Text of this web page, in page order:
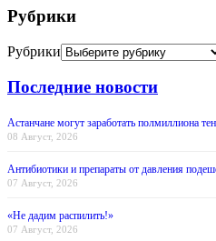
Рубрики
Рубрики
Последние новости
Астанчане могут заработать полмиллиона
08 Август, 2026
Антибиотики и препараты от давления
07 Август, 2026
«Не дадим распилить!»
07 Август, 2026